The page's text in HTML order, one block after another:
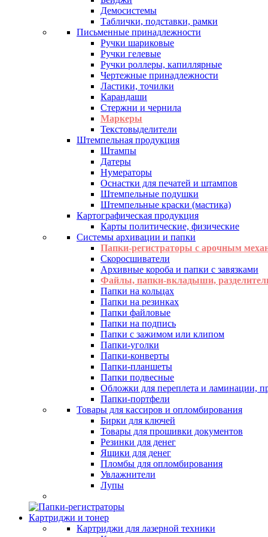
Демосистемы
Таблички, подставки, рамки
Письменные принадлежности
Ручки шариковые
Ручки гелевые
Ручки роллеры, капиллярные
Чертежные принадлежности
Ластики, точилки
Карандаши
Стержни и чернила
Маркеры
Текстовыделители
Штемпельная продукция
Штампы
Датеры
Нумераторы
Оснастки для печатей и штампов
Штемпельные подушки
Штемпельные краски (мастика)
Картографическая продукция
Карты политические, физические
Системы архивации и папки
Папки-регистраторы с арочным
Скоросшиватели
Архивные короба и папки с завязками
Файлы, папки-вкладыши,
Папки на кольцах
Папки на резинках
Папки файловые
Папки на подпись
Папки с зажимом или клипом
Папки-уголки
Папки-конверты
Папки-планшеты
Папки подвесные
Обложки для переплета и ламинации,
Папки-портфели
Товары для кассиров и опломбирования
Бирки для ключей
Товары для прошивки документов
Резинки для денег
Ящики для денег
Пломбы для опломбирования
Увлажнители
Лупы
Картриджи и тонер
Картриджи для лазерной техники